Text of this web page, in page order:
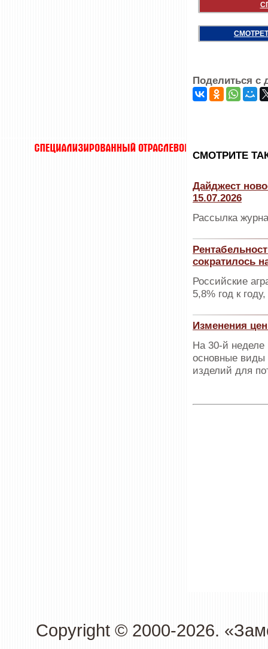
Поделиться с
CМОТРИТЕ
Дайджест
15.07.2026
Рассылка
сократилось
Российские
5,8% год к
Изменения
На 30-й
основные виды
изделий для
Copyright © 2000-2026.